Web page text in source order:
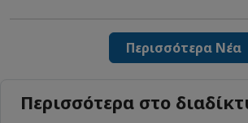
Περισσότερα Νέα
Περισσότερα στο